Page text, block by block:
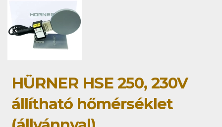
HÜRNER HSE 250, 230V
állítható hőmérséklet